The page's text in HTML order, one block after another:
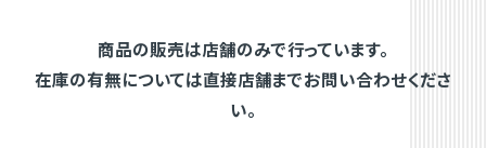
商品の販売は店舗のみで行っています。
在庫の有無については直接店舗までお問い合わせくださ
い。